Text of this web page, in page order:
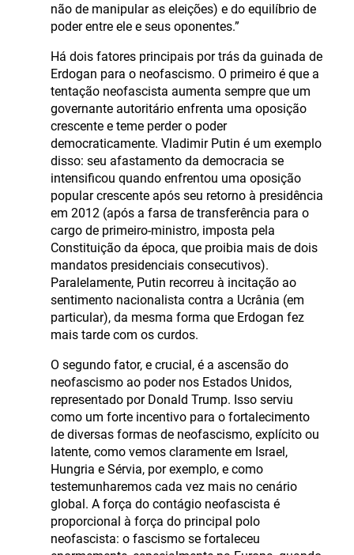
não de manipular as eleições) e do equilíbrio de
poder entre ele e seus oponentes.”
Há dois fatores principais por trás da guinada de
Erdogan para o neofascismo. O primeiro é que a
tentação neofascista aumenta sempre que um
governante autoritário enfrenta uma oposição
crescente e teme perder o poder
democraticamente. Vladimir Putin é um exemplo
disso: seu afastamento da democracia se
intensificou quando enfrentou uma oposição
popular crescente após seu retorno à presidência
em 2012 (após a farsa de transferência para o
cargo de primeiro-ministro, imposta pela
Constituição da época, que proibia mais de dois
mandatos presidenciais consecutivos).
Paralelamente, Putin recorreu à incitação ao
sentimento nacionalista contra a Ucrânia (em
particular), da mesma forma que Erdogan fez
mais tarde com os curdos.
O segundo fator, e crucial, é a ascensão do
neofascismo ao poder nos Estados Unidos,
representado por Donald Trump. Isso serviu
como um forte incentivo para o fortalecimento
de diversas formas de neofascismo, explícito ou
latente, como vemos claramente em Israel,
Hungria e Sérvia, por exemplo, e como
testemunharemos cada vez mais no cenário
global. A força do contágio neofascista é
proporcional à força do principal polo
neofascista: o fascismo se fortaleceu